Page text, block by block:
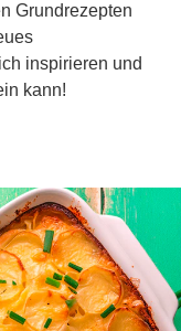
Grundrezepten
inspirieren und
kann!